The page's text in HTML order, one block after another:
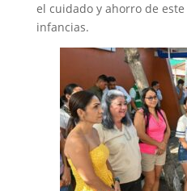
el cuidado y ahorro de
infancias.